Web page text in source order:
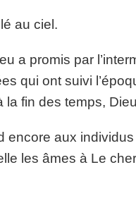
au ciel.
a promis par
qui ont suivi
la fin des temps,
encore aux
les âmes à Le